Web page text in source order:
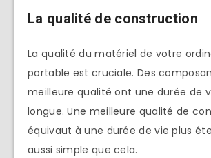
La qualité de construction
La qualité du matériel de votre
portable est cruciale. Des
meilleure qualité ont une durée de
longue. Une meilleure qualité de
équivaut à une durée de vie plus
aussi simple que cela.